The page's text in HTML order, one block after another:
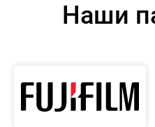
Наши